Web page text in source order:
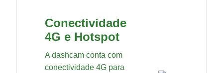
Conectividade
4G e Hotspot
A dashcam conta com
conectividade 4G para